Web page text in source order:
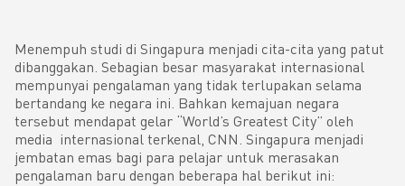
Menempuh studi di Singapura menjadi cita-cita yang patut
dibanggakan. Sebagian besar masyarakat internasional
mempunyai pengalaman yang tidak terlupakan selama
bertandang ke negara ini. Bahkan kemajuan negara
tersebut mendapat gelar “World’s Greatest City” oleh
media internasional terkenal, CNN. Singapura menjadi
jembatan emas bagi para pelajar untuk merasakan
pengalaman baru dengan beberapa hal berikut ini: